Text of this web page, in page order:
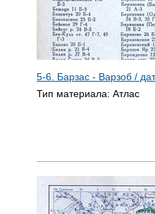
5-6. Барзас - Варзоб /
Тип материала: Атлас